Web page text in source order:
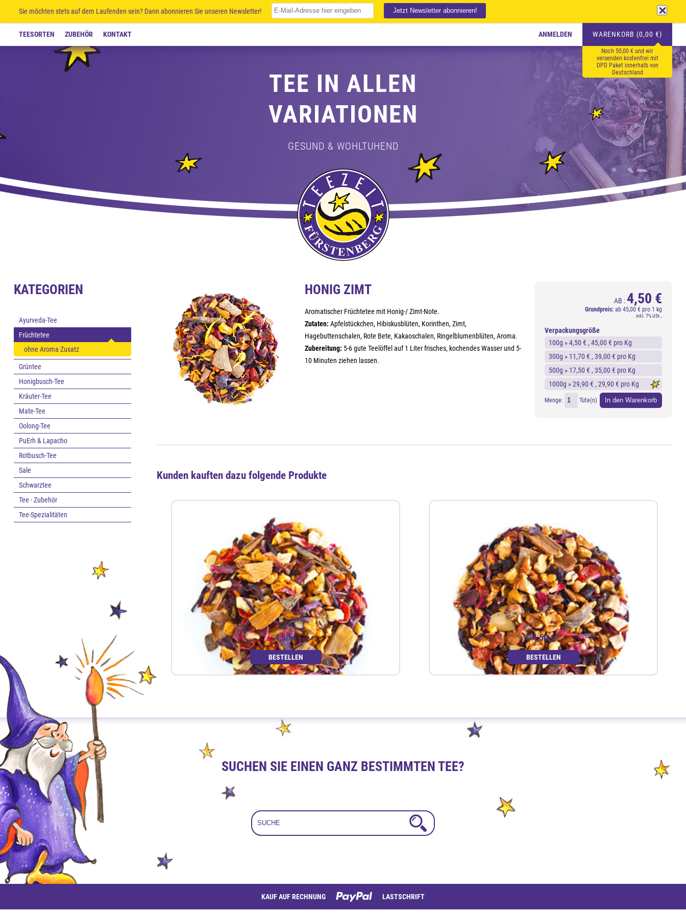
Sie möchten stets auf dem Laufenden sein? Dann abonnieren Sie unseren Newsletter!
TEESORTEN ZUBEHÖR KONTAKT ANMELDEN WARENKORB (0,00 €)
Noch 50,00 € und wir
versenden kostenfrei mit
DPD Paket innerhalb von
Deutschland
TEE IN ALLEN
VARIATIONEN
GESUND & WOHLTUHEND
KATEGORIEN
Ayurveda-Tee
Früchtetee
ohne Aroma Zusatz
Grüntee
Honigbusch-Tee
Kräuter-Tee
Mate-Tee
Oolong-Tee
PuErh & Lapacho
Rotbusch-Tee
Sale
Schwarztee
Tee - Zubehör
Tee-Spezialitäten
HONIG ZIMT
Aromatischer Früchtetee mit Honig-/ Zimt-Note.
Zutaten: Apfelstückchen, Hibiskusblüten, Korinthen, Zimt,
Hagebuttenschalen, Rote Bete, Kakaoschalen, Ringelblumenblüten, Aroma.
Zubereitung: 5-6 gute Teelöffel auf 1 Liter frisches, kochendes Wasser und 5-
10 Minuten ziehen lassen.
AB : 4,50 €
Grundpreis: ab 45,00 € pro 1 kg
inkl. 7% USt.,
Verpackungsgröße
100g »4,50 € , 45,00 € pro Kg
300g » 11,70 € , 39,00 € pro Kg
500g » 17,50 € , 35,00 € pro Kg
1000g »29,90 € , 29,90 € pro Kg
Menge: Tüte(n) In den Warenkorb
Kunden kauften dazu folgende Produkte
Gebrannte Mandel 100g
4,50 €
BESTELLEN
4,50 €
BESTELLEN
SUCHEN SIE EINEN GANZ BESTIMMTEN TEE?
KAUF AUF RECHNUNG
LASTSCHRIFT